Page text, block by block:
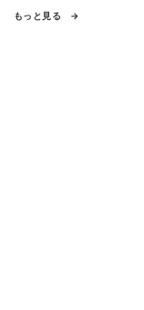
もっと見る